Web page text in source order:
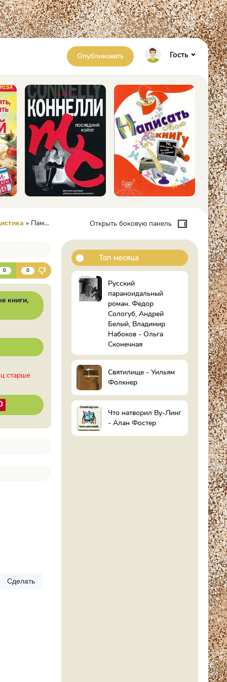
Опубликовать Гость
» Памяти Каталонии - Оруэлл Джордж
0 0
книги
старше
Сделать
Открыть боковую панель
Топ месяца
Русский
параноидальный
роман. Федор
Сологуб, Андрей
Белый, Владимир
Набоков - Ольга
Сконечная
Святилище - Уильям
Фолкнер
Что натворил Ву-Линг
- Алан Фостер